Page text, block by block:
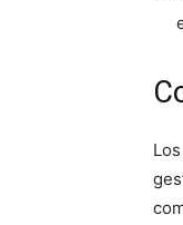
Los